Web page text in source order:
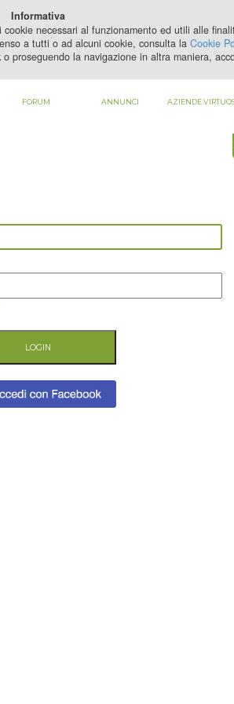
DEVI
FORUM ANNUNCI AZIENDE
Informativa
necessari al funzionamento ed utili alle
a tutti o ad alcuni cookie, consulta la Cookie
proseguendo la navigazione in altra maniera,